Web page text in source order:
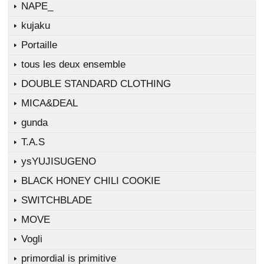
NAPE_
kujaku
Portaille
tous les deux ensemble
DOUBLE STANDARD CLOTHING
MICA&DEAL
gunda
T.A.S
ysYUJISUGENO
BLACK HONEY CHILI COOKIE
SWITCHBLADE
MOVE
Vogli
primordial is primitive